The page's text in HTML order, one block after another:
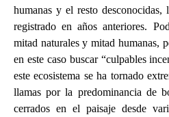
humanas y el resto
registrado en años anteriores.
mitad naturales y mitad humanas,
en este caso buscar “culpables
este ecosistema se ha tornado
llamas por la predominancia de
cerrados en el paisaje desde